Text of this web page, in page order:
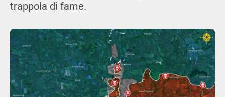
trappola di fame.